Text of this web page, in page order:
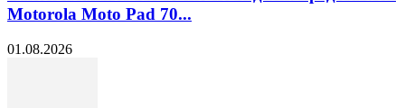
Motorola Moto Pad 70...
01.08.2026